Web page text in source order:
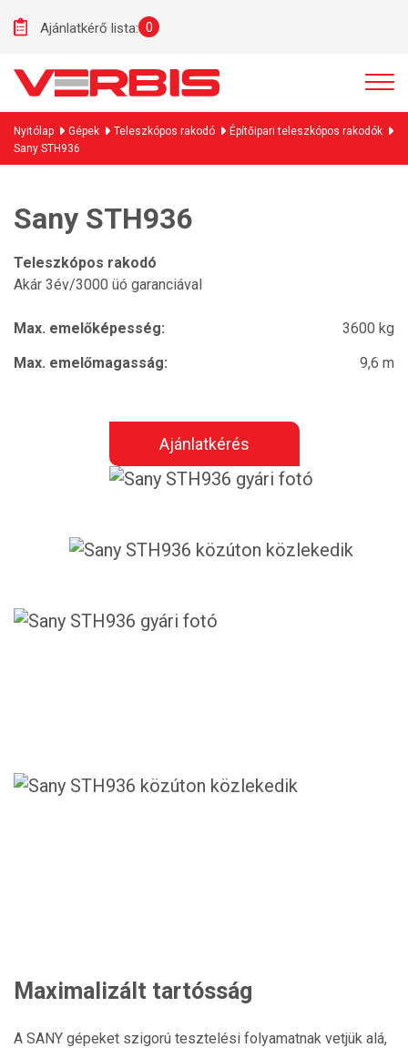
Ajánlatkérő lista: 0
Nyitólap Gépek Teleszkópos rakodó
Építőipari teleszkópos rakodók
Sany STH936
Sany STH936
Teleszkópos rakodó
Akár 3év/3000 üó garanciával
Max. emelőképesség:
3600 kg
Max. emelőmagasság:
9,6 m
Ajánlatkérés
Maximalizált tartósság
A SANY gépeket szigorú tesztelési folyamatnak vetjük alá,